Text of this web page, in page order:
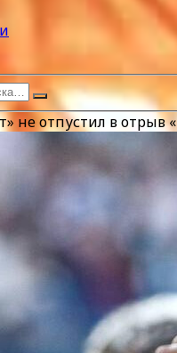
не отпустил в